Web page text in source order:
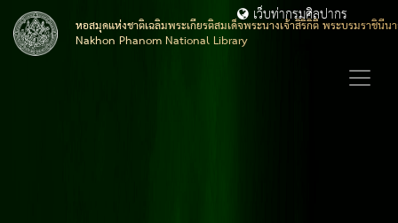
หอสมุดแห่งชาติเฉลิมพระเกียรติสมเด็จพระนางเจ้าสิริกิติ์ พระบรมราชินี
Nakhon Phanom National Library
เว็บท่ากรมศิลปากร